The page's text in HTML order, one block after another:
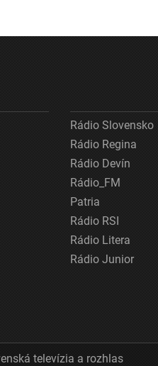
Rádio Slovensko
Rádio Regina
Rádio Devín
Rádio_FM
Patria
Rádio RSI
Rádio Litera
Rádio Junior
televízia a rozhlas